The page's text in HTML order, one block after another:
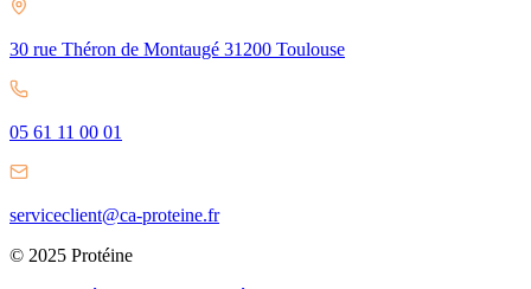
30 rue Théron de Montaugé 31200 Toulouse
05 61 11 00 01
serviceclient@ca-proteine.fr
© 2025 Protéine